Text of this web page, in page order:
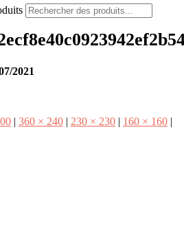
2021
| 360 × 240 | 230 × 230 | 160 × 160 |